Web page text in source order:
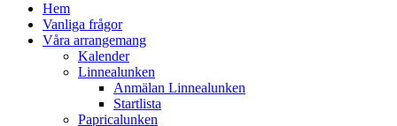
Hem
Vanliga frågor
Våra arrangemang
Kalender
Linnealunken
Anmälan Linnealunken
Startlista
Papricalunken